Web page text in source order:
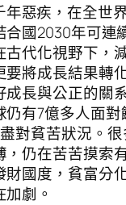
年惡疾，在全世
合國2030年可連
古代化視野下，
要將成長結果轉
成長與公正的關
仍有7億多人面
對貧苦狀況。
，仍在苦苦摸索
國度，貧富分
劇。